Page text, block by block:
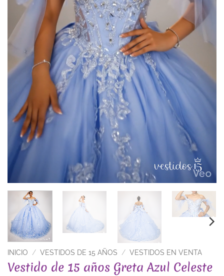
INICIO / VESTIDOS DE 15 AÑOS / VESTIDOS EN VENTA
Vestido de 15 años Greta Azul Celeste